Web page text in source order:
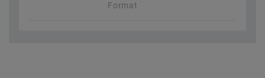
Format